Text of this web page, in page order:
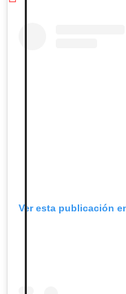
Ver esta publicación